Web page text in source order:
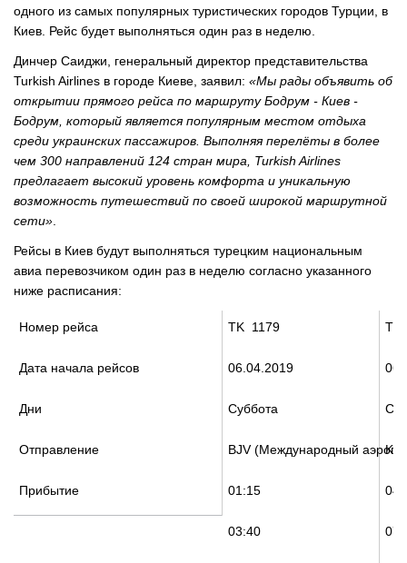
одного из самых популярных туристических городов Турции, в
Киев. Рейс будет выполняться один раз в неделю.
Динчер Саиджи, генеральный директор представительства
Turkish Airlines в городе Киеве, заявил: «Мы рады объявить об
открытии прямого рейса по маршруту Бодрум - Киев -
Бодрум, который является популярным местом отдыха
среди украинских пассажиров. Выполняя перелёты в более
чем 300 направлений 124 стран мира, Turkish Airlines
предлагает высокий уровень комфорта и уникальную
возможность путешествий по своей широкой маршрутной
сети».
Рейсы в Киев будут выполняться турецким национальным
авиа перевозчиком один раз в неделю согласно указанного
ниже расписания:
Номер рейса
Дата начала рейсов
Дни
Отправление
Прибытие
TK 1179
06.04.2019
Суббота
BJV (Международный
01:15
03:40
TK